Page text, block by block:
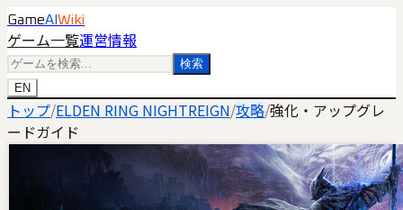
GameAI Wiki
ゲーム一覧運営情報
検索
EN
トップ/ELDEN RING NIGHTREIGN/攻略/強化・アップグレ
ードガイド